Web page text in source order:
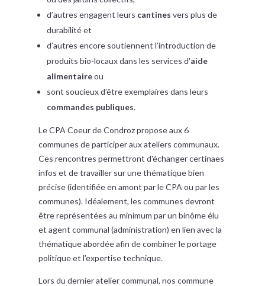
d’autres engagent leurs cantines vers plus de
durabilité et
d’autres encore soutiennent l’introduction de
produits bio-locaux dans les services d'aide
alimentaireou
sont soucieux d’être exemplaires dans leurs
commandes publiques.
Le CPA Coeur de Condroz propose aux 6
communes de participer aux ateliers communaux.
Ces rencontres permettront d'échanger certinaes
infos et de travailler sur une thématique bien
précise (identifiée en amont par le CPA ou par les
communes). Idéalement, les communes devront
être représentées au minimum par un binôme élu
et agent communal (administration) en lien avec la
thématique abordée afin de combiner le portage
politique et l’expertise technique.
Lors du dernier atelier communal, nos commune